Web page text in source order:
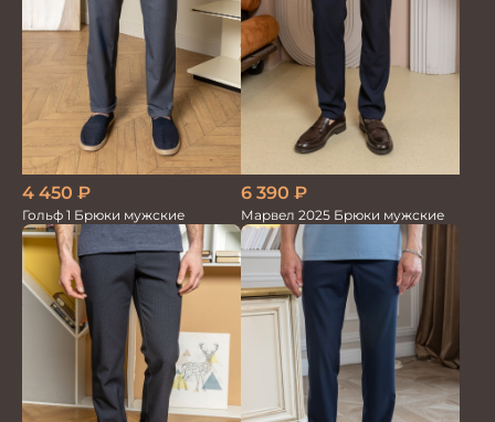
4 450 ₽
Гольф 1 Брюки мужские
6 390 ₽
Марвел 2025 Брюки мужские